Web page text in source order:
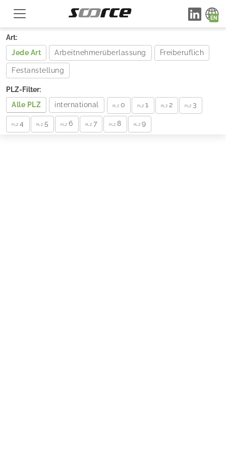
Art:
Jede Art
Arbeitnehmerüberlassung Freiberuflich
Festanstellung
PLZ-Filter:
Alle PLZ
international PLZ 0 PLZ 1 PLZ 2 PLZ 3
PLZ 4 PLZ 5 PLZ 6 PLZ 7 PLZ 8 PLZ 9